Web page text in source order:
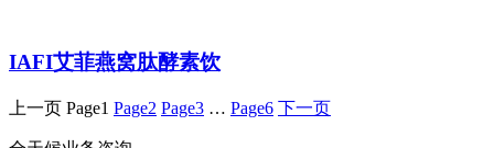
IAFI艾菲燕窝肽酵素饮
上一页 Page1 Page2 Page3 … Page6 下一页